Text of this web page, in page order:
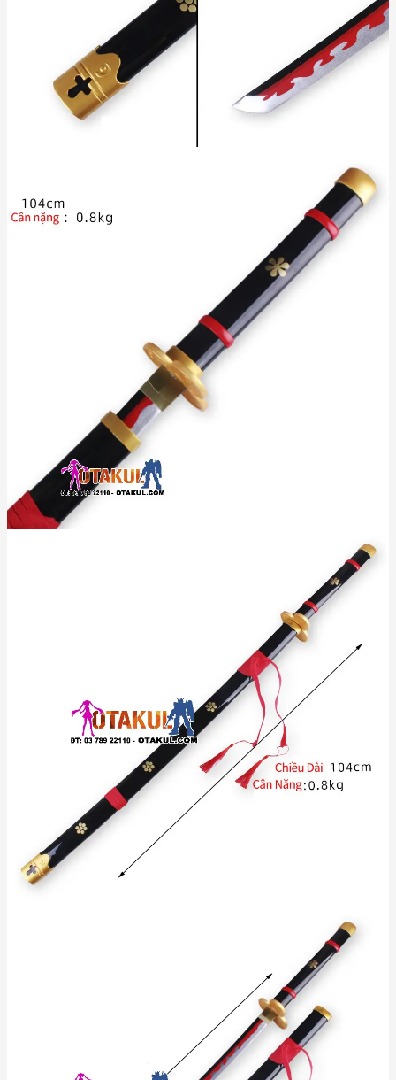
Lau chùi thường xuyên bằng khăn mềm và khô để giữ độ
bóng cho vỏ kiếm.
Tránh để kiếm tiếp xúc trực tiếp với ánh nắng mặt trời trong
thời gian dài hoặc nơi ẩm ướt.
Đơn vị tính: cây